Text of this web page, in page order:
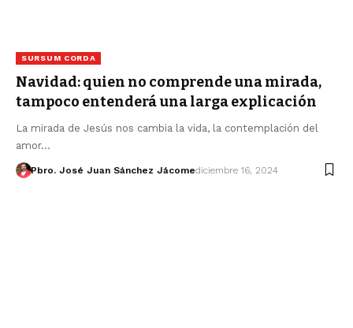
SURSUM CORDA
Navidad: quien no comprende una mirada,
tampoco entenderá una larga explicación
La mirada de Jesús nos cambia la vida, la contemplación del
amor…
Pbro. José Juan Sánchez Jácomediciembre 16, 2024